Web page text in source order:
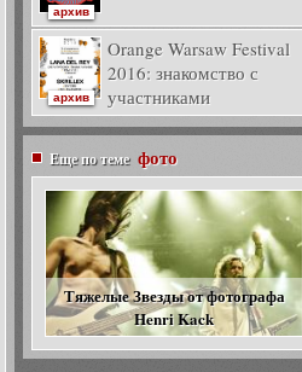
архив
Orange Warsaw Festival
2016: знакомство с
участниками
архив
Еще по теме фото
Тяжелые Звезды от фотографа
Henri Kack